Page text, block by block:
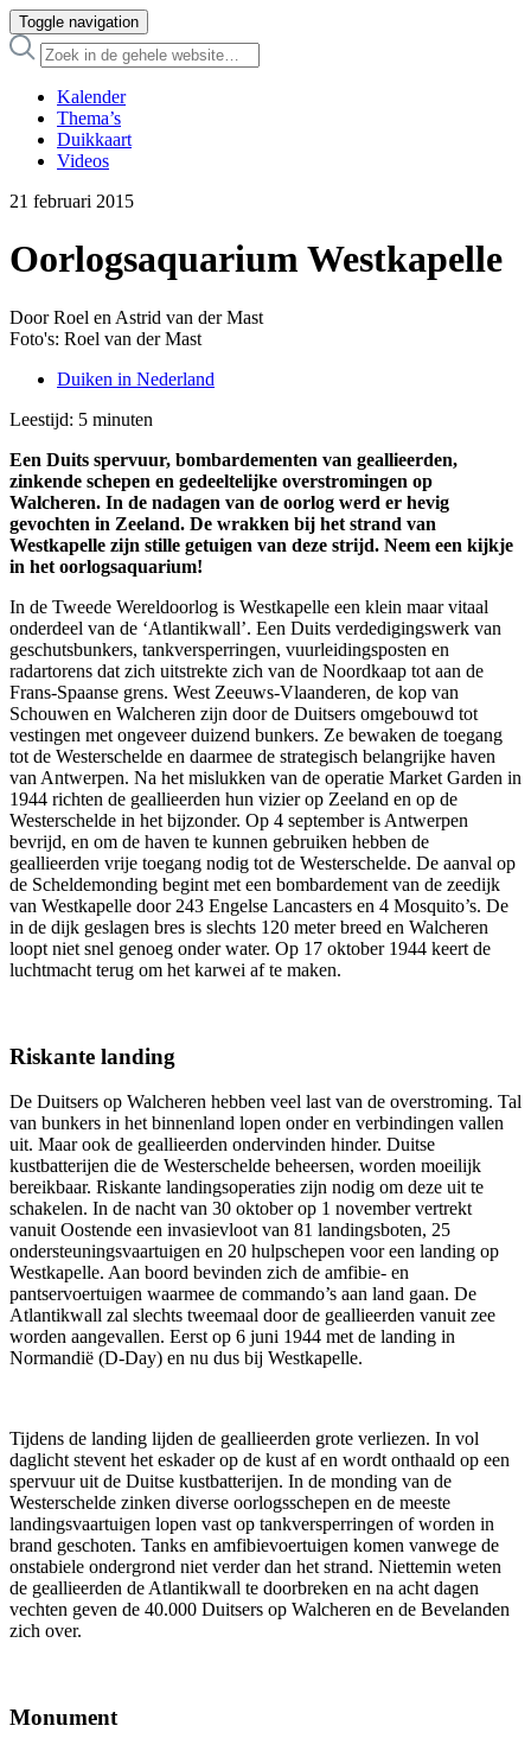
Toggle navigation
Kalender
Thema’s
Duikkaart
Videos
21 februari 2015
Oorlogsaquarium Westkapelle
Door Roel en Astrid van der Mast
Foto's: Roel van der Mast
Duiken in Nederland
Leestijd: 5 minuten
Een Duits spervuur, bombardementen van geallieerden,
zinkende schepen en gedeeltelijke overstromingen op
Walcheren. In de nadagen van de oorlog werd er hevig
gevochten in Zeeland. De wrakken bij het strand van
Westkapelle zijn stille getuigen van deze strijd. Neem een kijkje
in het oorlogsaquarium!
In de Tweede Wereldoorlog is Westkapelle een klein maar vitaal
onderdeel van de ‘Atlantikwall’. Een Duits verdedigingswerk van
geschutsbunkers, tankversperringen, vuurleidingsposten en
radartorens dat zich uitstrekte zich van de Noordkaap tot aan de
Frans-Spaanse grens. West Zeeuws-Vlaanderen, de kop van
Schouwen en Walcheren zijn door de Duitsers omgebouwd tot
vestingen met ongeveer duizend bunkers. Ze bewaken de toegang
tot de Westerschelde en daarmee de strategisch belangrijke haven
van Antwerpen. Na het mislukken van de operatie Market Garden in
1944 richten de geallieerden hun vizier op Zeeland en op de
Westerschelde in het bijzonder. Op 4 september is Antwerpen
bevrijd, en om de haven te kunnen gebruiken hebben de
geallieerden vrije toegang nodig tot de Westerschelde. De aanval op
de Scheldemonding begint met een bombardement van de zeedijk
van Westkapelle door 243 Engelse Lancasters en 4 Mosquito’s. De
in de dijk geslagen bres is slechts 120 meter breed en Walcheren
loopt niet snel genoeg onder water. Op 17 oktober 1944 keert de
luchtmacht terug om het karwei af te maken.
Riskante landing
De Duitsers op Walcheren hebben veel last van de overstroming. Tal
van bunkers in het binnenland lopen onder en verbindingen vallen
uit. Maar ook de geallieerden ondervinden hinder. Duitse
kustbatterijen die de Westerschelde beheersen, worden moeilijk
bereikbaar. Riskante landingsoperaties zijn nodig om deze uit te
schakelen. In de nacht van 30 oktober op 1 november vertrekt
vanuit Oostende een invasievloot van 81 landingsboten, 25
ondersteuningsvaartuigen en 20 hulpschepen voor een landing op
Westkapelle. Aan boord bevinden zich de amfibie- en
pantservoertuigen waarmee de commando’s aan land gaan. De
Atlantikwall zal slechts tweemaal door de geallieerden vanuit zee
worden aangevallen. Eerst op 6 juni 1944 met de landing in
Normandië (D-Day) en nu dus bij Westkapelle.
Tijdens de landing lijden de geallieerden grote verliezen. In vol
daglicht stevent het eskader op de kust af en wordt onthaald op een
spervuur uit de Duitse kustbatterijen. In de monding van de
Westerschelde zinken diverse oorlogsschepen en de meeste
landingsvaartuigen lopen vast op tankversperringen of worden in
brand geschoten. Tanks en amfibievoertuigen komen vanwege de
onstabiele ondergrond niet verder dan het strand. Niettemin weten
de geallieerden de Atlantikwall te doorbreken en na acht dagen
vechten geven de 40.000 Duitsers op Walcheren en de Bevelanden
zich over.
Monument